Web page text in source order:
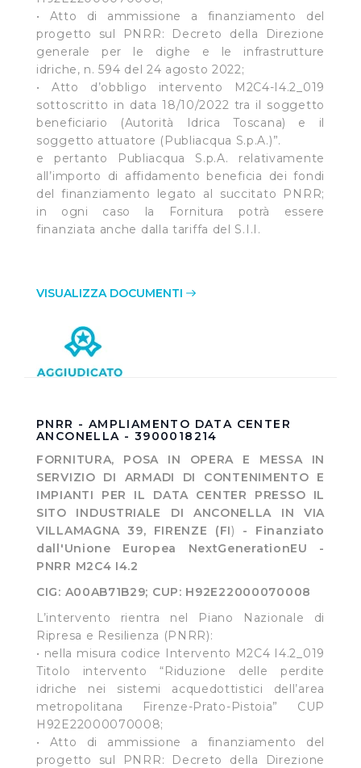
• Atto di ammissione a finanziamento del
progetto sul PNRR: Decreto della Direzione
generale per le dighe e le infrastrutture
idriche, n. 594 del 24 agosto 2022;
• Atto d’obbligo intervento M2C4-I4.2_019
sottoscritto in data 18/10/2022 tra il soggetto
beneficiario (Autorità Idrica Toscana) e il
soggetto attuatore (Publiacqua S.p.A.)”.
e pertanto Publiacqua S.p.A. relativamente
all’importo di affidamento beneficia dei fondi
del finanziamento legato al succitato PNRR;
in ogni caso la Fornitura potrà essere
finanziata anche dalla tariffa del S.I.I.
VISUALIZZA DOCUMENTI
PNRR - AMPLIAMENTO DATA CENTER
ANCONELLA - 3900018214
FORNITURA, POSA IN OPERA E MESSA IN
SERVIZIO DI ARMADI DI CONTENIMENTO E
IMPIANTI PER IL DATA CENTER PRESSO IL
SITO INDUSTRIALE DI ANCONELLA IN VIA
VILLAMAGNA 39, FIRENZE (FI) - Finanziato
dall'Unione Europea NextGenerationEU -
PNRR M2C4 I4.2
CIG: A00AB71B29; CUP: H92E22000070008
L’intervento rientra nel Piano Nazionale di
Ripresa e Resilienza (PNRR):
• nella misura codice Intervento M2C4 I4.2_019
Titolo intervento “Riduzione delle perdite
idriche nei sistemi acquedottistici dell’area
metropolitana Firenze-Prato-Pistoia” CUP
H92E22000070008;
• Atto di ammissione a finanziamento del
progetto sul PNRR: Decreto della Direzione